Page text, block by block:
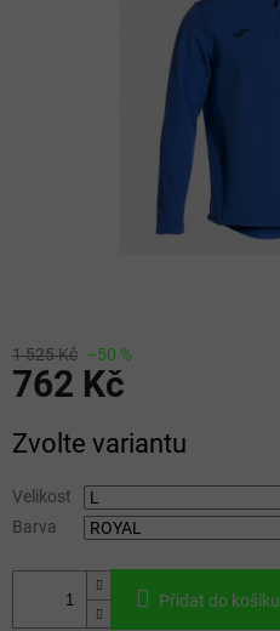
1 525 Kč –50 %
762 Kč
cena:
Zvolte variantu
Velikost
Barva
Přidat do košíku